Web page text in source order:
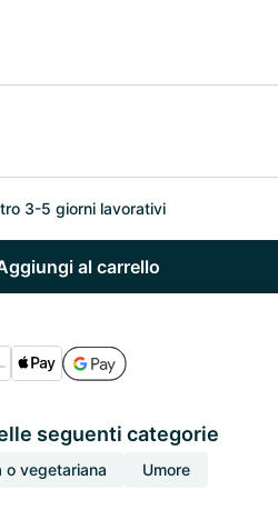
3-5 giorni lavorativi
al carrello
seguenti categorie
o vegetariana Umore